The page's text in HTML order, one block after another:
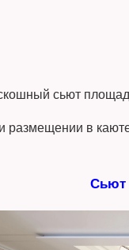
сьют
размещении в
Сьют